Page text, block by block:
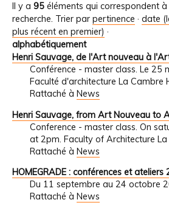
Il y a 95 éléments qui correspondent
recherche. Trier par pertinence · date
plus récent en premier) ·
alphabétiquement
Henri Sauvage, de l'Art nouveau à
Conférence - master class. Le 25
Faculté d'architecture La Cambre
Rattaché à News
Henri Sauvage, from Art Nouveau to
Conference - master class. On
at 2pm. Faculty of Architecture
Rattaché à News
HOMEGRADE : conférences et ateliers
Du 11 septembre au 24 octobre
Rattaché à News